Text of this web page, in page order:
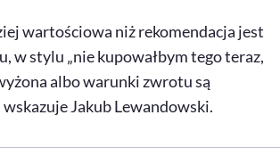
wartościowa niż rekomendacja jest
w stylu „nie kupowałbym tego teraz,
albo warunki zwrotu są
wskazuje Jakub Lewandowski.